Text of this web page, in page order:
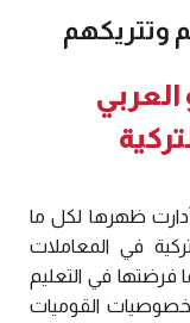
وتتريكهم
أدارت ظهرها لكل ما
في المعاملات
فرضتها في التعليم
القوميات